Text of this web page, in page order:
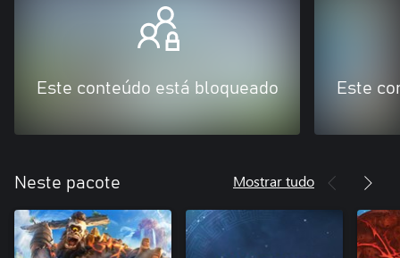
Este conteúdo está bloqueado Este
Neste pacote Mostrar tudo